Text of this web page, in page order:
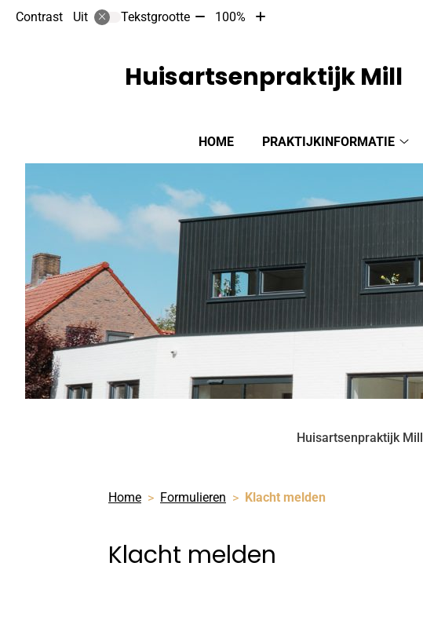
Contrast Uit Tekstgrootte Tekst
10%
100%
Tekst
Hoofdmenu
HOME
PRAKTIJKINFORMATIE
Huisartsenpraktijk Mill
Huisartsenpraktijk Mill
Home Formulieren Klacht melden
Klacht melden